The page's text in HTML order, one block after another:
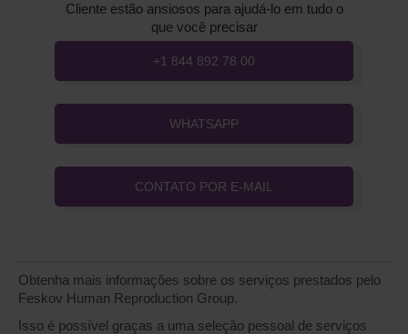
Cliente estão ansiosos para ajudá-lo em tudo o
que você precisar
+1 844 892 78 00
WHATSAPP
CONTATO POR E-MAIL
Obtenha mais informações sobre os serviços prestados pelo
Feskov Human Reproduction Group.
Isso é possível graças a uma seleção pessoal de serviços